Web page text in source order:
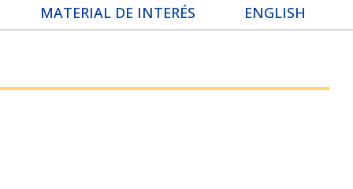
MATERIAL DE INTERÉS ENGLISH